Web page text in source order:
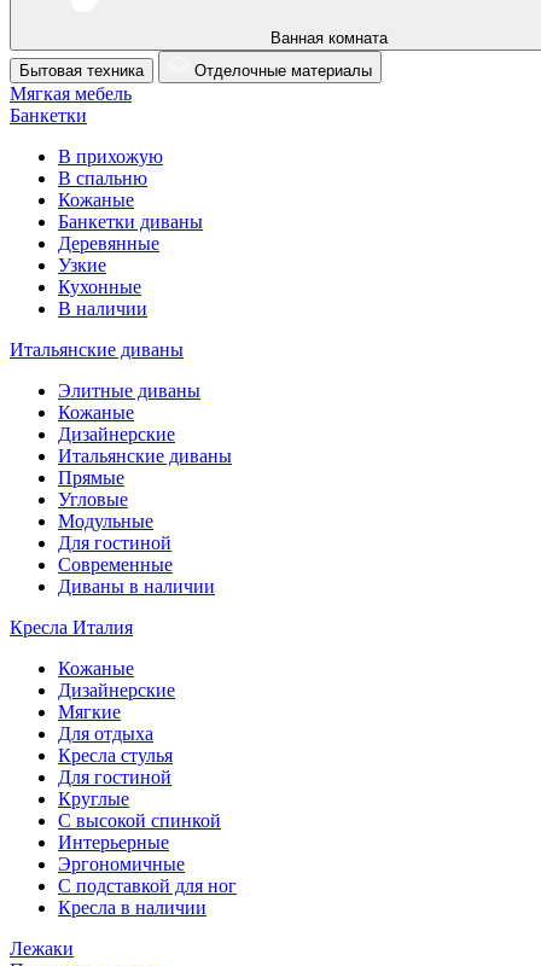
Ванная комната
Бытовая техника
Отделочные материалы
Мягкая мебель
Банкетки
В прихожую
В спальню
Кожаные
Банкетки диваны
Деревянные
Узкие
Кухонные
В наличии
Итальянские диваны
Элитные диваны
Кожаные
Дизайнерские
Итальянские диваны
Прямые
Угловые
Модульные
Для гостиной
Современные
Диваны в наличии
Кресла Италия
Кожаные
Дизайнерские
Мягкие
Для отдыха
Кресла стулья
Для гостиной
Круглые
С высокой спинкой
Интерьерные
Эргономичные
С подставкой для ног
Кресла в наличии
Лежаки